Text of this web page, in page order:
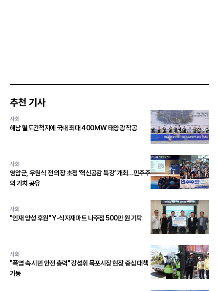
추천 기사
사회
해남 혈도간척지에 국내 최대 400MW 태양광 착공
사회
영암군, 우원식 전 의장 초청 ‘혁신공감 특강’ 개최…민주주
의 가치 공유
사회
"인재 양성 후원" Y-식자재마트 나주점 500만 원 기탁
사회
"폭염 속 시민 안전 총력" 강성휘 목포시장 현장 중심 대책
가동